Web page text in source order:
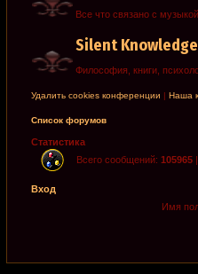
Все что связано с
Silent Knowledge
Философия, книги,
Удалить cookies конференции | Наша
Список форумов
Статистика
Всего сообщений: 105965
Вход
Имя